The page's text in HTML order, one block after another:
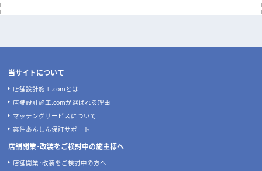
当サイトについて
店舗設計施工.comとは
店舗設計施工.comが選ばれる理由
マッチングサービスについて
案件あんしん保証サポート
店舗開業･改装をご検討中の施主様へ
店舗開業･改装をご検討中の方へ